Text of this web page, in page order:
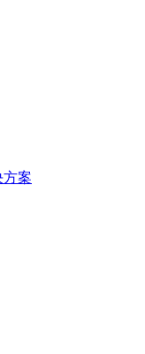
方案